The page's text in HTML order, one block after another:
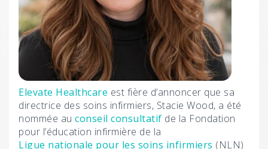
Elevate Healthcare est fière d’annoncer que sa
directrice des soins infirmiers, Stacie Wood, a été
nommée au conseil consultatif de la Fondation
pour l’éducation infirmière de la
Ligue nationale pour les soins infirmiers (NLN)